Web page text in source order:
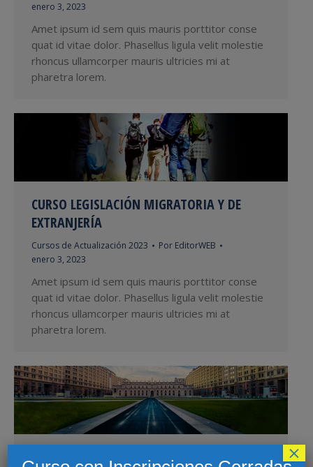
enero 3, 2023
Amet ipsum id sem quis mauris porttitor conse
quat id vitae dolor. Phasellus ligula velit molestie
rhoncus ullamcorper mauris ultricies mi at
pharetra lorem.
CURSO LEGISLACIÓN MIGRATORIA Y DE
EXTRANJERÍA
Cursos de Actualización 2023 Por EditorWEB
enero 3, 2023
Amet ipsum id sem quis mauris porttitor conse
quat id vitae dolor. Phasellus ligula velit molestie
rhoncus ullamcorper mauris ultricies mi at
pharetra lorem.
DIPLOMA EN TRANSFORMACIÓN DIGITAL
×